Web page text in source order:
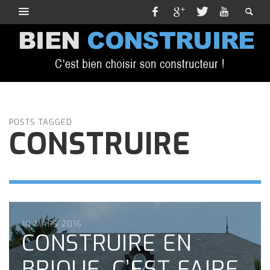
POSTS TAGGED
CONSTRUIRE
10 MARS 2016
CONSTRUIRE EN